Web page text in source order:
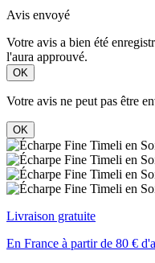
Avis envoyé
Votre avis a bien été
l'aura approuvé.
OK
Votre avis ne peut pas être
OK
Livraison gratuite
En France à partir de 80 €